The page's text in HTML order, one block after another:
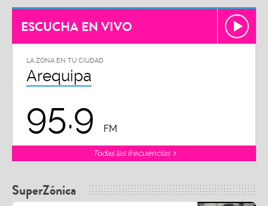
ESCUCHA EN VIVO
LA ZONA EN TU CIUDAD
Arequipa
95.9 FM
Todas las frecuencias
SuperZónica